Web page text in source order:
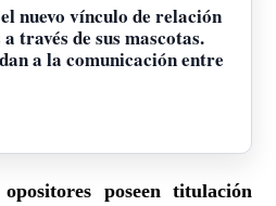
nuevo vínculo de relación
través de sus mascotas.
a la comunicación entre
poseen titulación